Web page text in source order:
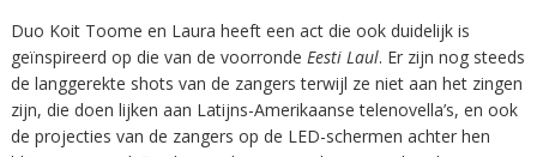
Duo Koit Toome en Laura heeft een act die ook duidelijk is
geïnspireerd op die van de voorronde Eesti Laul. Er zijn nog steeds
de langgerekte shots van de zangers terwijl ze niet aan het zingen
zijn, die doen lijken aan Latijns-Amerikaanse telenovella’s, en ook
de projecties van de zangers op de LED-schermen achter hen